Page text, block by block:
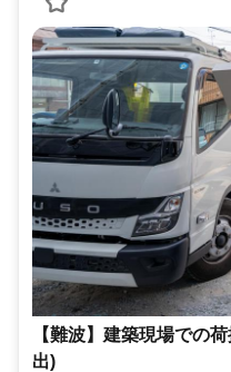
【難波】建築現場での
出)